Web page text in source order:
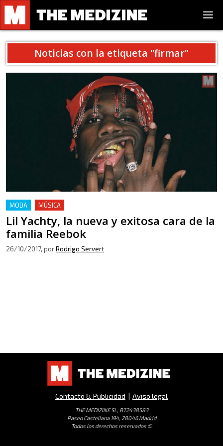
Noticias con la etiqueta "firmar"
MODA MÚSICA
Lil Yachty, la nueva y exitosa cara de la
familia Reebok
26/10/2017, porRodrigo Servert
Contacto & Publicidad | Aviso legal
THE MEDIZINE SL, B72438583
Paseo Castellana 194, 28046 Madrid
Todos los derechos reservados ©